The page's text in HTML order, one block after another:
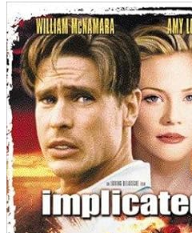
VCD
Film
Satış
adet